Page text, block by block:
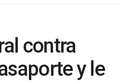
contra
y le